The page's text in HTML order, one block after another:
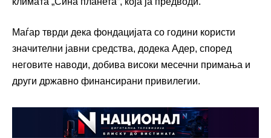
Маѓар тврди дека фондацијата со години користи
значителни јавни средства, додека Адер, според
неговите наводи, добива високи месечни примања и
други државно финансирани привилегии.